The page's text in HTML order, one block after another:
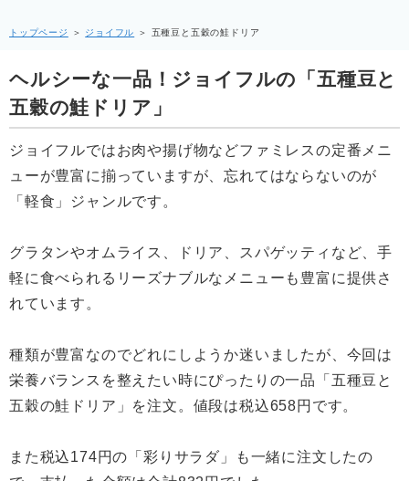
トップページ ＞ ジョイフル ＞ 五種豆と五穀の鮭ドリア
ヘルシーな一品！ジョイフルの「五種豆と
五穀の鮭ドリア」
ジョイフルではお肉や揚げ物などファミレスの定番メニ
ューが豊富に揃っていますが、忘れてはならないのが
「軽食」ジャンルです。
グラタンやオムライス、ドリア、スパゲッティなど、手
軽に食べられるリーズナブルなメニューも豊富に提供さ
れています。
種類が豊富なのでどれにしようか迷いましたが、今回は
栄養バランスを整えたい時にぴったりの一品「五種豆と
五穀の鮭ドリア」を注文。値段は税込658円です。
また税込174円の「彩りサラダ」も一緒に注文したの